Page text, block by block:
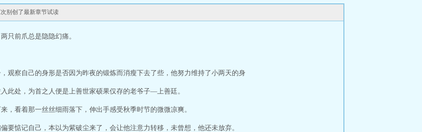
卖艺笔趣阁最新红龙卖艺笔趣阁免费阅读无弹窗生活不易红龙卖艺又名什么红龙卖艺在线阅读免费完整
阅读 红龙卖艺笔趣阁最新章节
成常态、钢铁与符文交织的奇异星球。五百年前的神圣盟约带来了和平，却也催生了一个光怪陆离的新时
浮城市，个人终端连接着众生，自动化工厂轰鸣运转，城市是钢铁丛林的…生活不易，红龙卖艺？
别创了最新章节试读
只前爪总是隐隐幻痛。
观察自己的身形是否因为昨夜的锻炼而消瘦下去了些，他努力维持了小两天的身
此处，为首之人便是上善世家硕果仅存的老爷子—上善廷。
，看着那一丝丝细雨落下，伸出手感受秋季时节的微微凉爽。
要惦记自己，本以为紫破尘来了，会让他注意力转移，未曾想，他还未放弃。